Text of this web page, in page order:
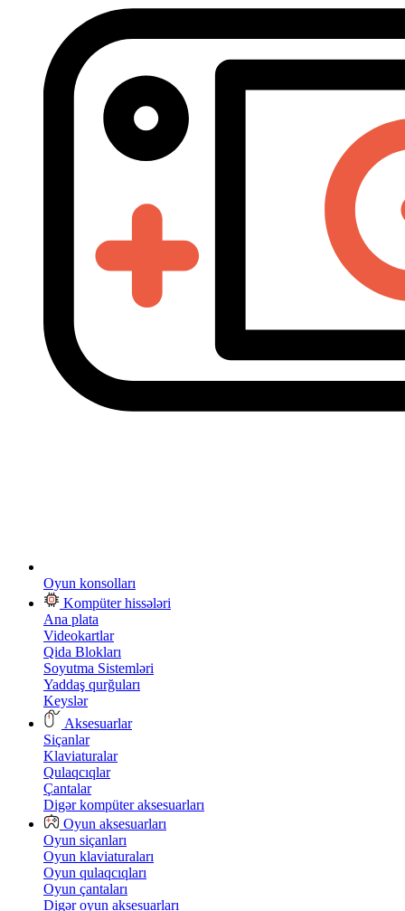
Oyun konsolları
Kompüter hissələri
Ana plata
Videokartlar
Qida Blokları
Soyutma Sistemləri
Yaddaş qurğuları
Keyslər
Aksesuarlar
Siçanlar
Klaviaturalar
Qulaqcıqlar
Çantalar
Digər kompüter aksesuarları
Oyun aksesuarları
Oyun siçanları
Oyun klaviaturaları
Oyun qulaqcıqları
Oyun çantaları
Digər oyun aksesuarları